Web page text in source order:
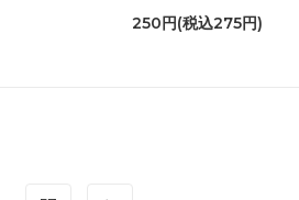
250円(税込275円)